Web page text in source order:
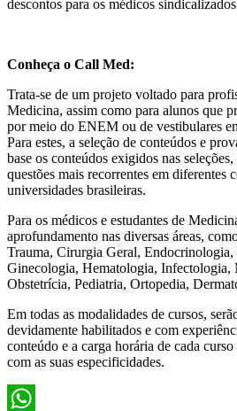
descontos para os médicos
Conheça o Call Med:
Trata-se de um projeto voltado para
Medicina, assim como para alunos que
por meio do ENEM ou de vestibulares
Para estes, a seleção de conteúdos e
base os conteúdos exigidos nas
questões mais recorrentes em diferentes
universidades brasileiras.
Para os médicos e estudantes de
aprofundamento nas diversas áreas,
Trauma, Cirurgia Geral,
Ginecologia, Hematologia, Infectologia,
Obstetrícia, Pediatria, Ortopedia,
Em todas as modalidades de cursos,
devidamente habilitados e com
conteúdo e a carga horária de cada
com as suas especificidades.